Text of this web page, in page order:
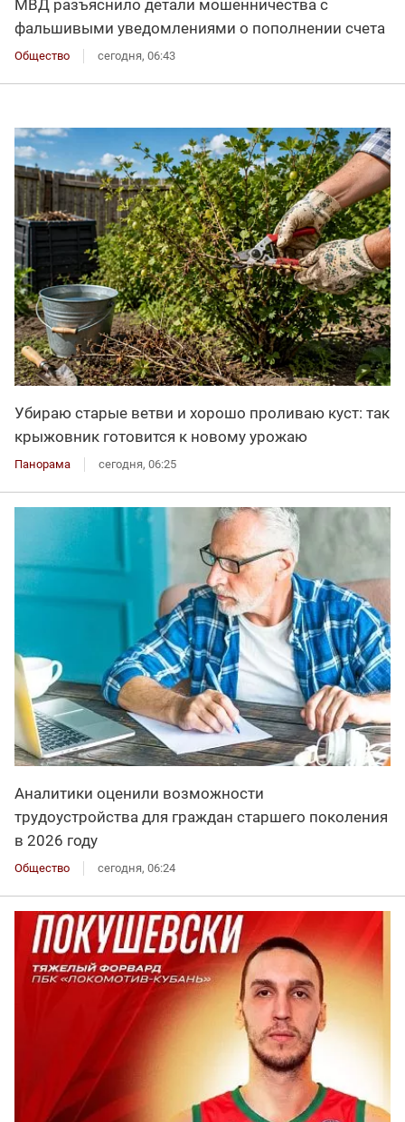
МВД разъяснило детали мошенничества с
фальшивыми уведомлениями о пополнении счета
Общество сегодня, 06:43
Убираю старые ветви и хорошо проливаю куст: так
крыжовник готовится к новому урожаю
Панорама сегодня, 06:25
Аналитики оценили возможности
трудоустройства для граждан старшего поколения
в 2026 году
Общество сегодня, 06:24